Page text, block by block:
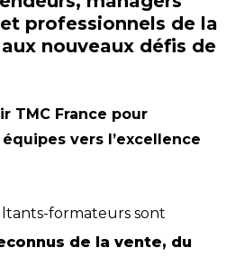
professionnels de la
nouveaux défis de
TMC France pour
vers l’excellence
formateurs sont
de la vente, du